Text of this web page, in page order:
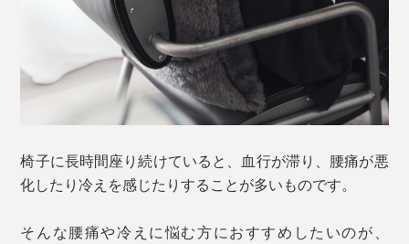
椅子に長時間座り続けていると、血行が滞り、腰痛が悪
化したり冷えを感じたりすることが多いものです。
そんな腰痛や冷えに悩む方におすすめしたいのが、